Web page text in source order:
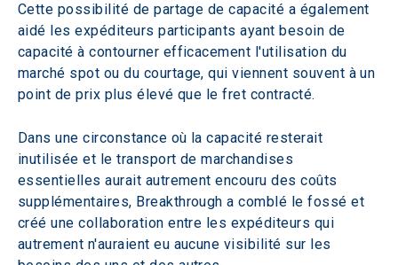
Cette possibilité de partage de capacité a également
aidé les expéditeurs participants ayant besoin de
capacité à contourner efficacement l'utilisation du
marché spot ou du courtage, qui viennent souvent à un
point de prix plus élevé que le fret contracté.
Dans une circonstance où la capacité resterait
inutilisée et le transport de marchandises
essentielles aurait autrement encouru des coûts
supplémentaires, Breakthrough a comblé le fossé et
créé une collaboration entre les expéditeurs qui
autrement n'auraient eu aucune visibilité sur les